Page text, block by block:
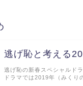
逃げ恥と考える
逃げ恥の新春スペシャルド
ドラマでは2019年（みく